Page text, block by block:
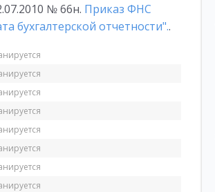
№ 66н. Приказ ФНС
бухгалтерской отчетности"..